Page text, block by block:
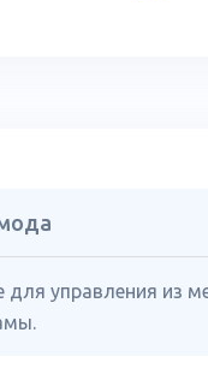
для управления из